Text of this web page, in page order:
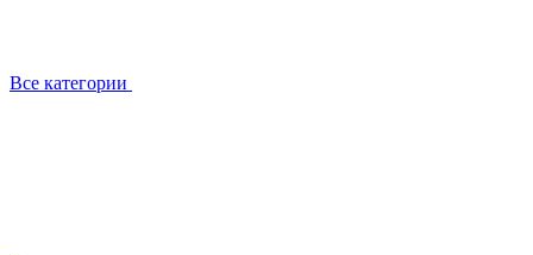
Все категории